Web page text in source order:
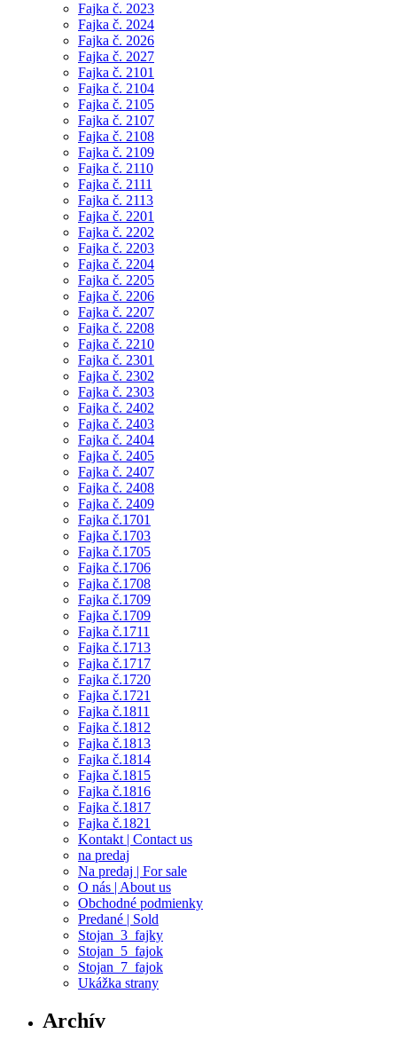
Fajka č. 2023
Fajka č. 2024
Fajka č. 2026
Fajka č. 2027
Fajka č. 2101
Fajka č. 2104
Fajka č. 2105
Fajka č. 2107
Fajka č. 2108
Fajka č. 2109
Fajka č. 2110
Fajka č. 2111
Fajka č. 2113
Fajka č. 2201
Fajka č. 2202
Fajka č. 2203
Fajka č. 2204
Fajka č. 2205
Fajka č. 2206
Fajka č. 2207
Fajka č. 2208
Fajka č. 2210
Fajka č. 2301
Fajka č. 2302
Fajka č. 2303
Fajka č. 2402
Fajka č. 2403
Fajka č. 2404
Fajka č. 2405
Fajka č. 2407
Fajka č. 2408
Fajka č. 2409
Fajka č.1701
Fajka č.1703
Fajka č.1705
Fajka č.1706
Fajka č.1708
Fajka č.1709
Fajka č.1709
Fajka č.1711
Fajka č.1713
Fajka č.1717
Fajka č.1720
Fajka č.1721
Fajka č.1811
Fajka č.1812
Fajka č.1813
Fajka č.1814
Fajka č.1815
Fajka č.1816
Fajka č.1817
Fajka č.1821
Kontakt | Contact us
na predaj
Na predaj | For sale
O nás | About us
Obchodné podmienky
Predané | Sold
Stojan_3_fajky
Stojan_5_fajok
Stojan_7_fajok
Ukážka strany
Archív